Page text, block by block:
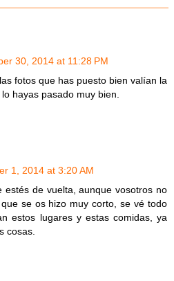
30, 2014 at 11:28 PM
fotos que has puesto bien valían la
hayas pasado muy bien.
1, 2014 at 3:20 AM
estés de vuelta, aunque vosotros no
se os hizo muy corto, se vé todo
estos lugares y estas comidas, ya
cosas.